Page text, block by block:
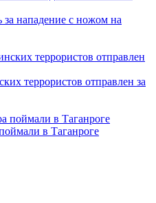
за нападение с ножом на
террористов отправлен за
в Таганроге